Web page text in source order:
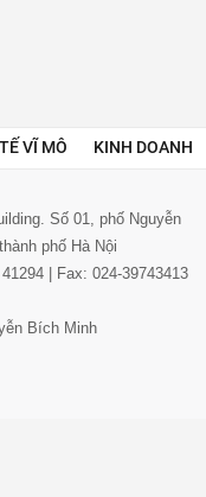
VĨ MÔ KINH DOANH
Số 01, phố Nguyễn
phố Hà Nội
| Fax: 024-39743413
Bích Minh